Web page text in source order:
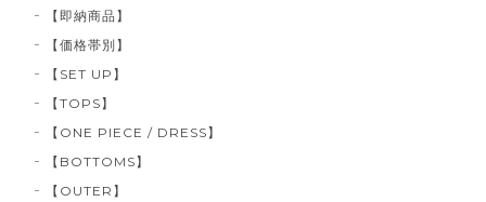
【即納商品】
【価格帯別】
【SET UP】
【TOPS】
【ONE PIECE / DRESS】
【BOTTOMS】
【OUTER】